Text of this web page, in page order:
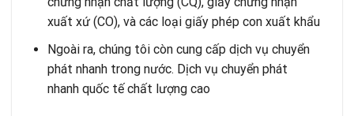
xuất xứ (CO), và các loại giấy phép con xuất khẩu
Ngoài ra, chúng tôi còn cung cấp dịch vụ chuyển
phát nhanh trong nước. Dịch vụ chuyển phát
nhanh quốc tếchất lượng cao